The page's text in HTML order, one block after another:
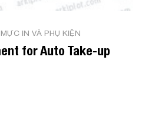
MỰC IN VÀ PHỤ KIỆN
for Auto Take-up